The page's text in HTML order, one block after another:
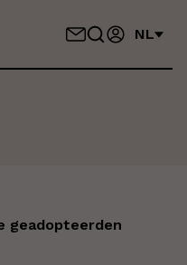
NL
geadopteerden